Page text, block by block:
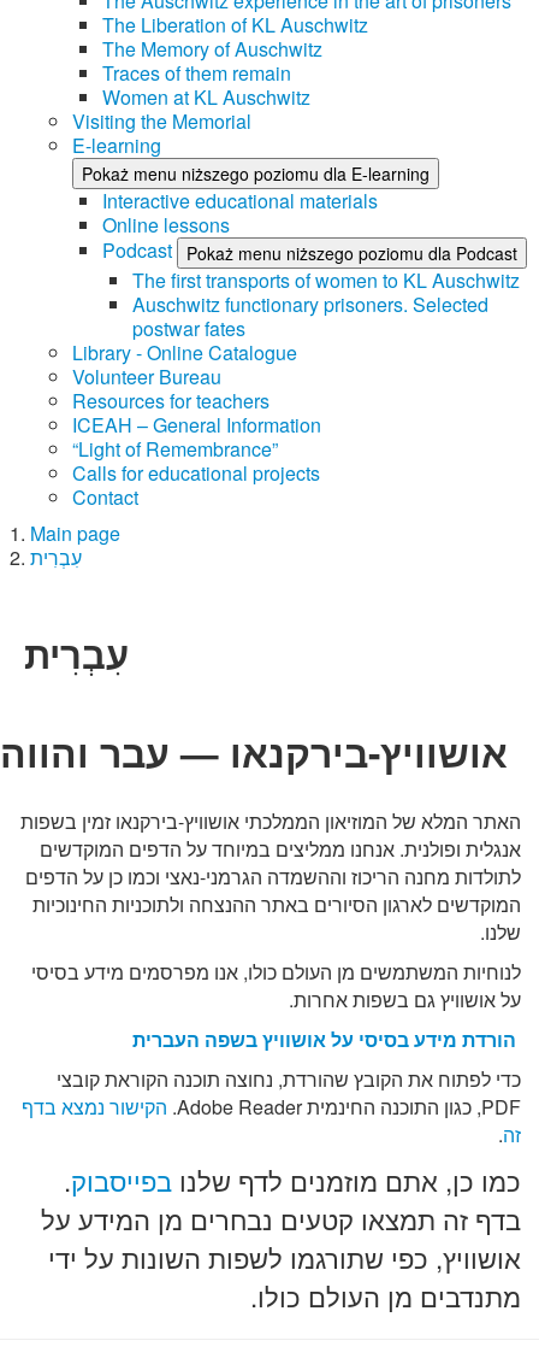
The Liberation of KL Auschwitz
The Memory of Auschwitz
Traces of them remain
Women at KL Auschwitz
Visiting the Memorial
E-learning
Pokaż menu niższego poziomu dla E-learning
Interactive educational materials
Online lessons
Podcast
Pokaż menu niższego poziomu dla Podcast
The first transports of women to KL Auschwitz
Auschwitz functionary prisoners. Selected
postwar fates
Library - Online Catalogue
Volunteer Bureau
Resources for teachers
ICEAH – General Information
“Light of Remembrance”
Calls for educational projects
Contact
Main page
עִבְרִית
עִבְרִית
אושוויץ-בירקנאו — עבר והווה
האתר המלא של המוזיאון הממלכתי אושוויץ-בירקנאו זמין בשפות
אנגלית ופולנית. אנחנו ממליצים במיוחד על הדפים המוקדשים
לתולדות מחנה הריכוז וההשמדה הגרמני-נאצי וכמו כן על הדפים
המוקדשים לארגון הסיורים באתר ההנצחה ולתוכניות החינוכיות
שלנו.
לנוחיות המשתמשים מן העולם כולו, אנו מפרסמים מידע בסיסי
על אושוויץ גם בשפות אחרות.
הורדת מידע בסיסי על אושוויץ בשפה העברית
כדי לפתוח את הקובץ שהורדת, נחוצה תוכנה הקוראת קובצי
PDF, כגון התוכנה החינמית Adobe Reader.
הקישור נמצא בדף
זה.
כמו כן, אתם מוזמנים לדף שלנו בפייסבוק.
בדף זה תמצאו קטעים נבחרים מן המידע על
אושוויץ, כפי שתורגמו לשפות השונות על ידי
מתנדבים מן העולם כולו.